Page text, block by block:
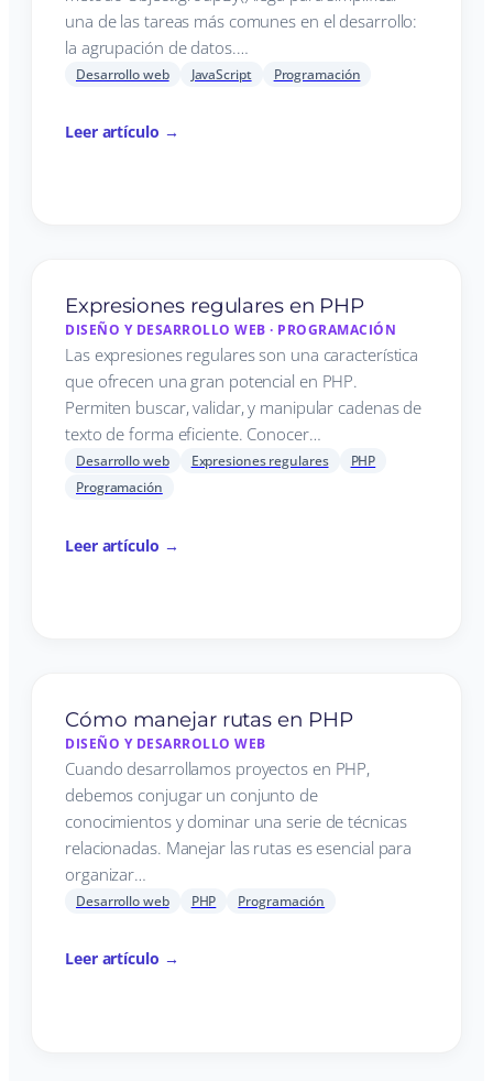
una de las tareas más comunes en el desarrollo:
la agrupación de datos.…
Desarrollo web JavaScript Programación
Leer artículo →
Expresiones regulares en PHP
DISEÑO Y DESARROLLO WEB · PROGRAMACIÓN
Las expresiones regulares son una característica
que ofrecen una gran potencial en PHP.
Permiten buscar, validar, y manipular cadenas de
texto de forma eficiente. Conocer…
Desarrollo web Expresiones regulares
PHP
Programación
Leer artículo →
Cómo manejar rutas en PHP
DISEÑO Y DESARROLLO WEB
Cuando desarrollamos proyectos en PHP,
debemos conjugar un conjunto de
conocimientos y dominar una serie de técnicas
relacionadas. Manejar las rutas es esencial para
organizar…
Desarrollo web PHP Programación
Leer artículo →